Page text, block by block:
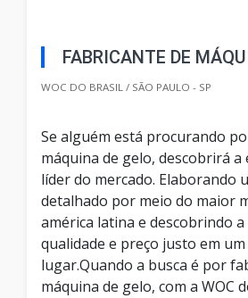
FABRICANTE DE
WOC DO BRASIL / SÃO PAULO - SP
Se alguém está procurando
máquina de gelo, descobrirá a
líder do mercado. Elaborando
detalhado por meio do maior
américa latina e descobrindo a
qualidade e preço justo em um
lugar.Quando a busca é por
máquina de gelo, com a WOC